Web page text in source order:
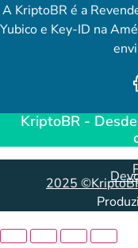
A KriptoBR é a
Yubico e Key-ID na
KriptoBR -
2025